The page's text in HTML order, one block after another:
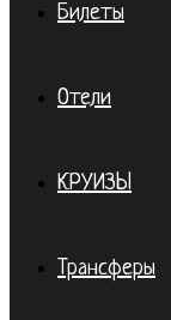
Билеты
Отели
КРУИЗЫ
Трансферы